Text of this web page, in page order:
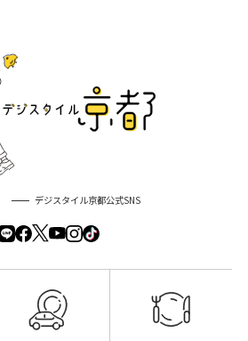
デジスタイル京都公式SNS